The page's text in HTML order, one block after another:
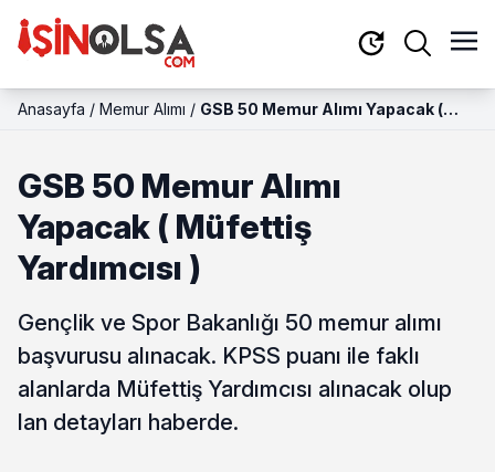
Anasayfa / Memur Alımı / GSB 50 Memur Alımı Yapacak (
GSB 50 Memur Alımı
Yapacak ( Müfettiş
Yardımcısı )
Gençlik ve Spor Bakanlığı 50 memur alımı
başvurusu alınacak. KPSS puanı ile faklı
alanlarda Müfettiş Yardımcısı alınacak olup
lan detayları haberde.